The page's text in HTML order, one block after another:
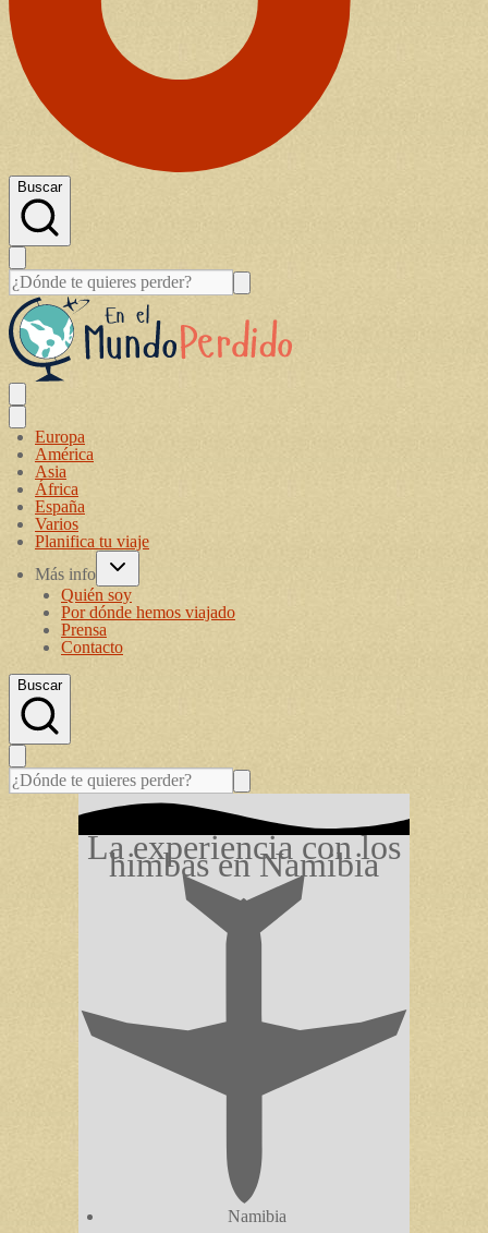
Buscar
Europa
América
Asia
África
España
Varios
Planifica tu viaje
Más info
Quién soy
Por dónde hemos viajado
Prensa
Contacto
Buscar
La experiencia con los
himbas en Namibia
Namibia